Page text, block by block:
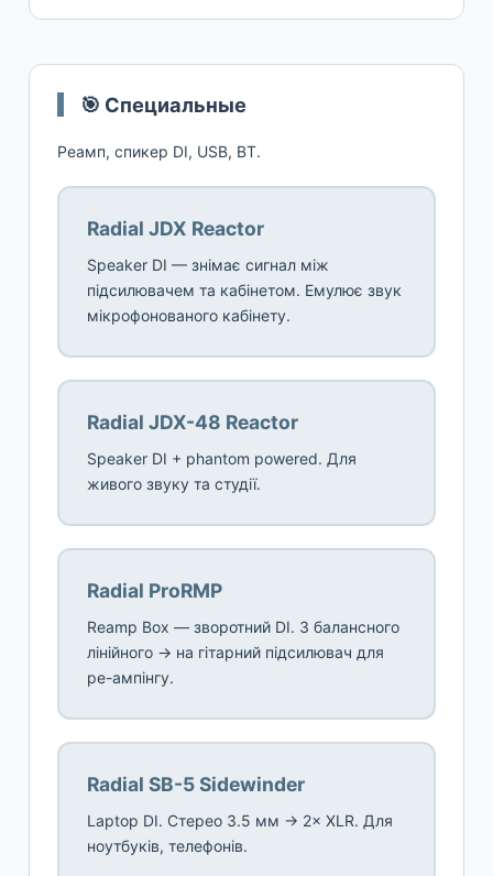
🎯 Специальные
Реамп, спикер DI, USB, BT.
Radial JDX Reactor
Speaker DI — знімає сигнал між
підсилювачем та кабінетом. Емулює звук
мікрофонованого кабінету.
Radial JDX-48 Reactor
Speaker DI + phantom powered. Для
живого звуку та студії.
Radial ProRMP
Reamp Box — зворотний DI. З балансного
лінійного → на гітарний підсилювач для
ре-ампінгу.
Radial SB-5 Sidewinder
Laptop DI. Стерео 3.5 мм → 2× XLR. Для
ноутбуків, телефонів.